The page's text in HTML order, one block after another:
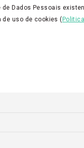
de Dados Pessoais
de uso de cookies (